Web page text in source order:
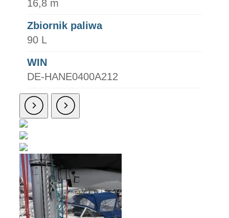
16,8 m
Zbiornik paliwa
90 L
WIN
DE-HANE0400A212